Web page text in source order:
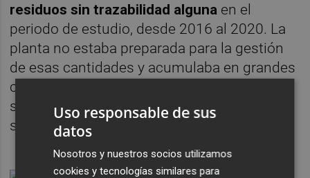
residuos sin trazabilidad alguna en el
periodo de estudio, desde 2016 al 2020. La
planta no estaba preparada para la gestión
de esas cantidades y acumulaba en grandes
contenedores que carecían de medidas de
seguridad productos como amianto o ácido
sulfúrico.
Uso responsable de sus
datos
Nosotros y nuestros socios utilizamos
cookies y tecnologías similares para